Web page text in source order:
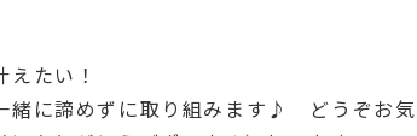
たい！
緒に諦めずに取り組みます♪ どうぞお